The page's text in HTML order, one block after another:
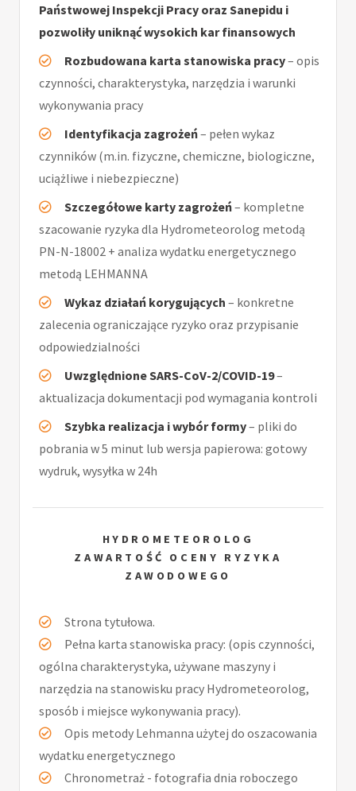
Państwowej Inspekcji Pracy oraz Sanepidu i
pozwoliły uniknąć wysokich kar finansowych
Rozbudowana karta stanowiska pracy– opis
czynności, charakterystyka, narzędzia i warunki
wykonywania pracy
Identyfikacja zagrożeń– pełen wykaz
czynników (m.in. fizyczne, chemiczne, biologiczne,
uciążliwe i niebezpieczne)
Szczegółowe karty zagrożeń– kompletne
szacowanie ryzyka dla Hydrometeorolog metodą
PN-N-18002 + analiza wydatku energetycznego
metodą LEHMANNA
Wykaz działań korygujących – konkretne
zalecenia ograniczające ryzyko oraz przypisanie
odpowiedzialności
Uwzględnione SARS-CoV-2/COVID-19–
aktualizacja dokumentacji pod wymagania kontroli
Szybka realizacja i wybór formy– pliki do
pobrania w 5 minut lub wersja papierowa: gotowy
wydruk, wysyłka w 24h
HYDROMETEOROLOG
ZAWARTOŚĆ OCENY RYZYKA
ZAWODOWEGO
Strona tytułowa.
Pełna karta stanowiska pracy: (opis czynności,
ogólna charakterystyka, używane maszyny i
narzędzia na stanowisku pracy Hydrometeorolog,
sposób i miejsce wykonywania pracy).
Opis metody Lehmanna użytej do oszacowania
wydatku energetycznego
Chronometraż - fotografia dnia roboczego